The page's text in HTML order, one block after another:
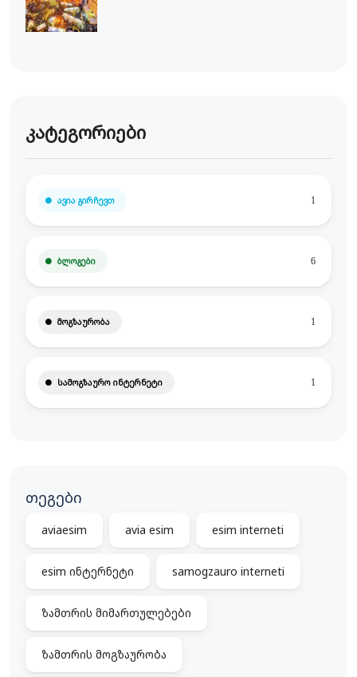
კატეგორიები
ᲐᲕᲘᲐ ᲒᲘᲠᲩᲔᲕᲗ 1
ᲑᲚᲝᲒᲔᲑᲘ 6
ᲛᲝᲒᲖᲐᲣᲠᲝᲑᲐ 1
ᲡᲐᲛᲝᲒᲖᲐᲣᲠᲝ ᲘᲜᲢᲔᲠᲜᲔᲢᲘ 1
თეგები
aviaesim avia esim esim interneti
esim ინტერნეტი samogzauro interneti
ზამთრის მიმართულებები
ზამთრის მოგზაურობა